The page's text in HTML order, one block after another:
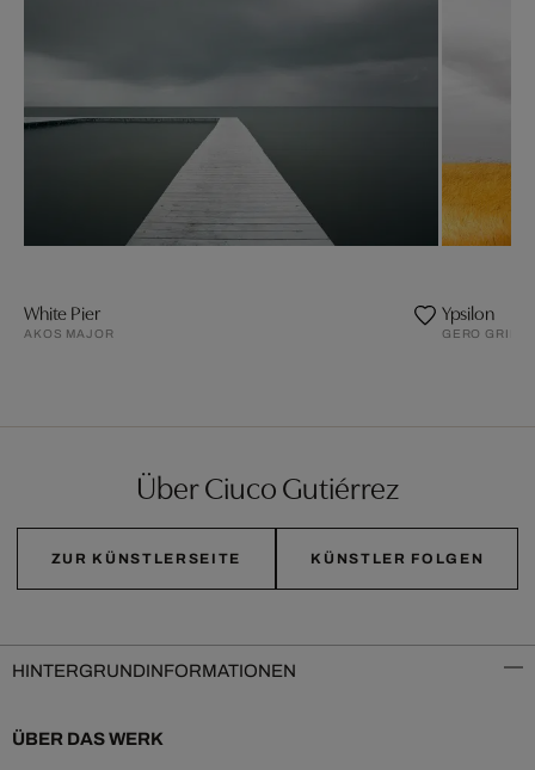
White Pier
AKOS MAJOR
Ypsilon
GERO GRIES
Über Ciuco Gutiérrez
ZUR KÜNSTLERSEITE KÜNSTLER FOLGEN
HINTERGRUNDINFORMATIONEN
ÜBER DAS WERK